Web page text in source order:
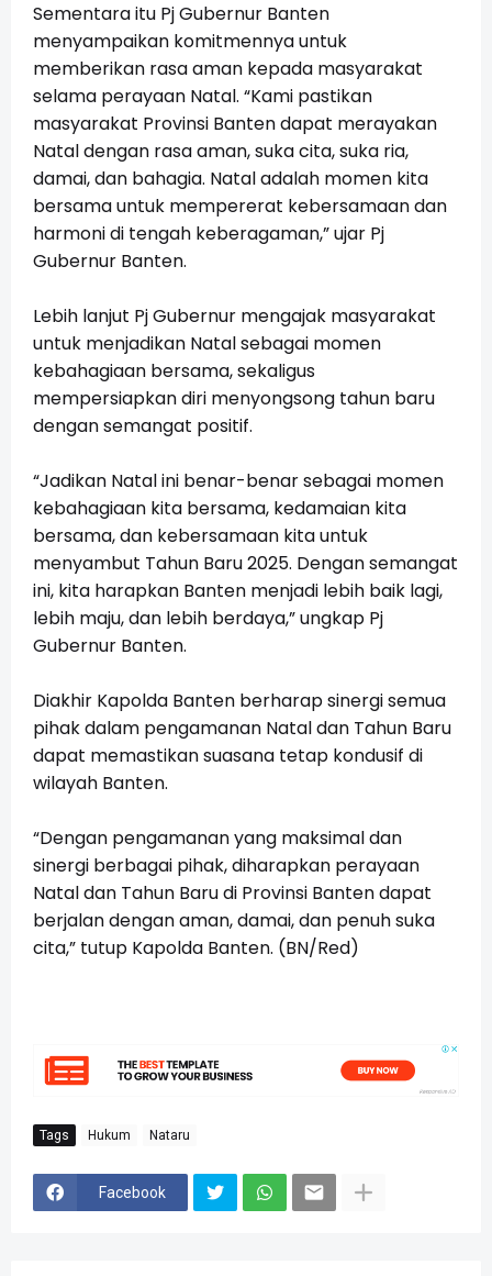
Sementara itu Pj Gubernur Banten
menyampaikan komitmennya untuk
memberikan rasa aman kepada masyarakat
selama perayaan Natal. “Kami pastikan
masyarakat Provinsi Banten dapat merayakan
Natal dengan rasa aman, suka cita, suka ria,
damai, dan bahagia. Natal adalah momen kita
bersama untuk mempererat kebersamaan dan
harmoni di tengah keberagaman,” ujar Pj
Gubernur Banten.
Lebih lanjut Pj Gubernur mengajak masyarakat
untuk menjadikan Natal sebagai momen
kebahagiaan bersama, sekaligus
mempersiapkan diri menyongsong tahun baru
dengan semangat positif.
“Jadikan Natal ini benar-benar sebagai momen
kebahagiaan kita bersama, kedamaian kita
bersama, dan kebersamaan kita untuk
menyambut Tahun Baru 2025. Dengan semangat
ini, kita harapkan Banten menjadi lebih baik lagi,
lebih maju, dan lebih berdaya,” ungkap Pj
Gubernur Banten.
Diakhir Kapolda Banten berharap sinergi semua
pihak dalam pengamanan Natal dan Tahun Baru
dapat memastikan suasana tetap kondusif di
wilayah Banten.
“Dengan pengamanan yang maksimal dan
sinergi berbagai pihak, diharapkan perayaan
Natal dan Tahun Baru di Provinsi Banten dapat
berjalan dengan aman, damai, dan penuh suka
cita,” tutup Kapolda Banten. (BN/Red)
Tags Hukum Nataru
Facebook